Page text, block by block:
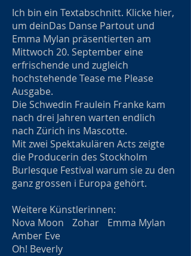
Ich bin ein Textabschnitt. Klicke hier,
um deinDas Danse Partout und
Emma Mylan präsentierten am
Mittwoch 20. September eine
erfrischende und zugleich
hochstehende Tease me Please
Ausgabe.
Die Schwedin Fraulein Franke kam
nach drei Jahren warten endlich
nach Zürich ins Mascotte.
Mit zwei Spektakulären Acts zeigte
die Producerin des Stockholm
Burlesque Festival warum sie zu den
ganz grossen i Europa gehört.
Weitere Künstlerinnen:
Nova Moon Zohar Emma Mylan
Amber Eve
Oh! Beverly